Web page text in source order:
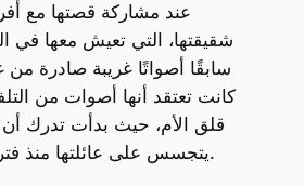
عند مشاركة قصتها مع
شقيقتها، التي تعيش معها في
سابقًا أصواتًا غريبة صادرة من
كانت تعتقد أنها أصوات من
قلق الأم، حيث بدأت تدرك أن
يتجسس على عائلتها منذ فترة أطول مما تظن.